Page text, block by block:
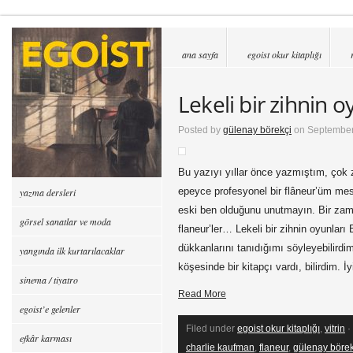
ana sayfa egoist okur kitaplığı
Lekeli bir zihnin
Posted by gülenay börekçi on
Bu yazıyı yıllar önce yazmıştım,
epeyce profesyonel bir flâneur’üm
eski ben olduğunu unutmayın. Bir
flaneur’ler… Lekeli bir zihnin oyunları
dükkanlarını tanıdığımı
köşesinde bir kitapçı vardı, bilirdim.
Read More
Filed under egoist okur kitaplığı, vitrin
charlie kaufman, flaneur, gülenay
yazma dersleri
görsel sanatlar ve moda
yangında ilk kurtarılacaklar
sinema / tiyatro
egoist’e gelenler
efkâr karması